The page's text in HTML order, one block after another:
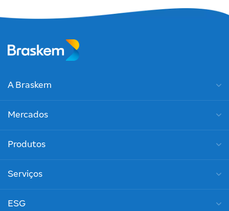
A Braskem
Mercados
Produtos
Serviços
ESG